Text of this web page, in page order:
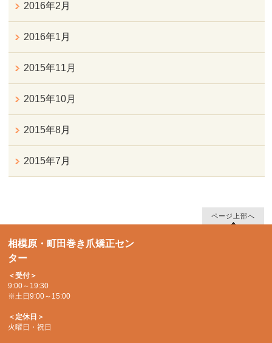
2016年2月
2016年1月
2015年11月
2015年10月
2015年8月
2015年7月
ページ上部へ
相模原・町田巻き爪矯正セン
ター
＜受付＞
9:00～19:30
※土日9:00～15:00
＜定休日＞
火曜日・祝日